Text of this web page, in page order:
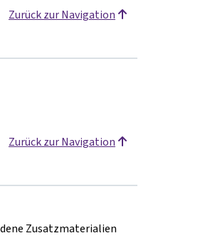
Zurück zur Navigation
Zurück zur Navigation
Zusatzmaterialien